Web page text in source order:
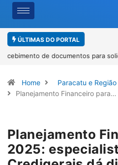
ÚLTIMAS DO PORTAL
Workshop internacional debate
Home
Paracatu e Região
Planejamento Financeiro para…
Planejamento
2025: